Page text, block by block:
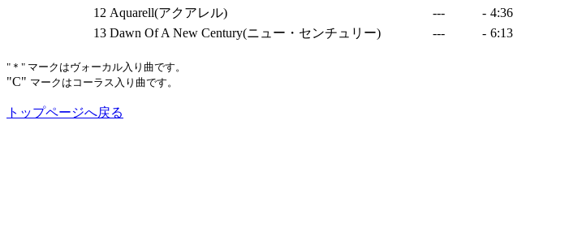
12 Aquarell(アクアレル) --- - 4:36
13 Dawn Of A New Century(ニュー・センチュリー) --- - 6:13
"＊" マークはヴォーカル入り曲です。
"C" マークはコーラス入り曲です。
トップページへ戻る